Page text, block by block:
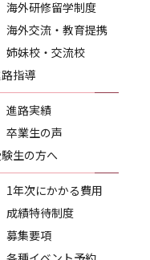
海外研修留学制度
海外交流・教育提携
姉妹校・交流校
指導
進路実績
卒業生の声
生の方へ
1年次にかかる費用
成績特待制度
募集要項